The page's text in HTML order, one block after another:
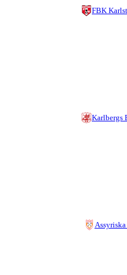
FBK
Karlbergs
Assyriska